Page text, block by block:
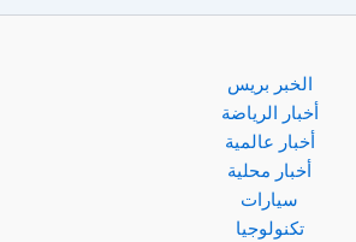
الخبر بريس
أخبار الرياضة
أخبار عالمية
أخبار محلية
سيارات
تكنولوجيا